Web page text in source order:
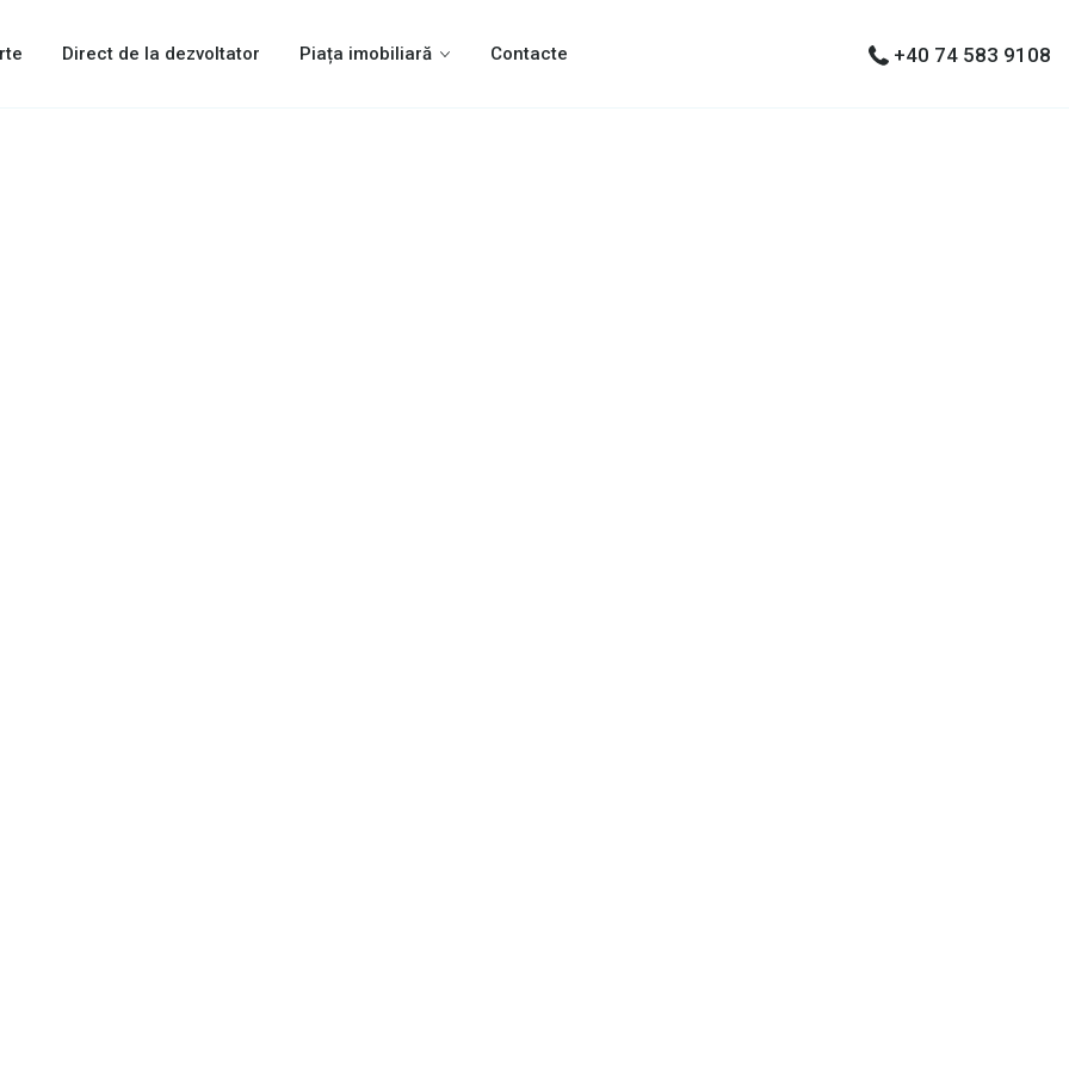
Direct de la dezvoltator Piața imobiliară Contacte +40 74 583 9108